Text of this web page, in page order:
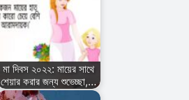
মা দিবস ২০২২: মায়ের সাথে
শেয়ার করার জন্য শুভেচ্ছা,…